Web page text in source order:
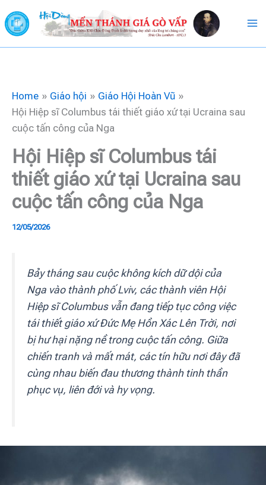
to
content
Home Giáo hội
Giáo Hội Hoàn Vũ
Hội Hiệp sĩ Columbus tái thiết giáo xứ tại Ucraina sau
cuộc tấn công của Nga
Hội Hiệp sĩ Columbus tái
thiết giáo xứ tại Ucraina sau
cuộc tấn công của Nga
12/05/2026
Bảy tháng sau cuộc không kích dữ dội của
Nga vào thành phố Lviv, các thành viên Hội
Hiệp sĩ Columbus vẫn đang tiếp tục công việc
tái thiết giáo xứ Đức Mẹ Hồn Xác Lên Trời, nơi
bị hư hại nặng nề trong cuộc tấn công. Giữa
chiến tranh và mất mát, các tín hữu nơi đây đã
cùng nhau biến đau thương thành tinh thần
phục vụ, liên đới và hy vọng.